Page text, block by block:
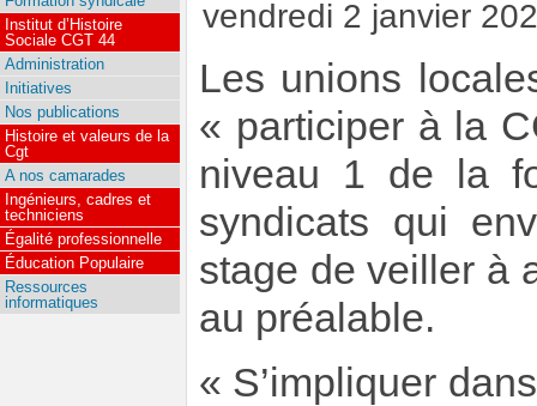
vendredi 2 janvier
Les unions
« participer à la
niveau 1 de la
syndicats qui
stage de veiller à
au préalable.
« S’impliquer
Institut d’Histoire
Sociale CGT 44
Administration
Initiatives
Nos publications
Histoire et valeurs de la
Cgt
A nos camarades
Ingénieurs, cadres et
techniciens
Égalité professionnelle
Éducation Populaire
Ressources
informatiques